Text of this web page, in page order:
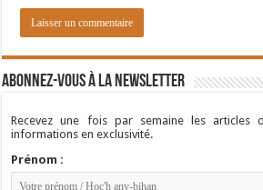
Abonnez-vous à la newsletter
Recevez une fois par semaine les articles
informations en exclusivité.
Prénom :